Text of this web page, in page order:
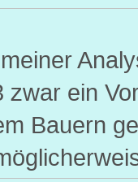
zwar ein
Bauern